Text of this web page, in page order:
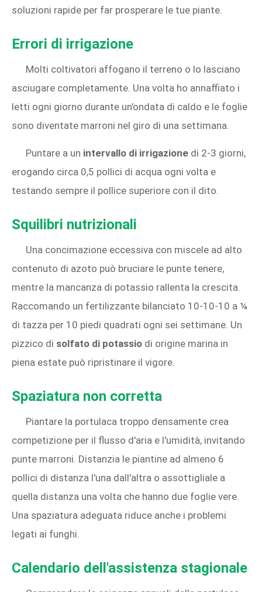
soluzioni rapide per far prosperare le tue piante.
Errori di irrigazione
Molti coltivatori affogano il terreno o lo lasciano
asciugare completamente. Una volta ho annaffiato i
letti ogni giorno durante un'ondata di caldo e le foglie
sono diventate marroni nel giro di una settimana.
Puntare a un intervallo di irrigazione di 2-3 giorni,
erogando circa 0,5 pollici di acqua ogni volta e
testando sempre il pollice superiore con il dito.
Squilibri nutrizionali
Una concimazione eccessiva con miscele ad alto
contenuto di azoto può bruciare le punte tenere,
mentre la mancanza di potassio rallenta la crescita.
Raccomando un fertilizzante bilanciato 10‑10‑10 a ¼
di tazza per 10 piedi quadrati ogni sei settimane. Un
pizzico di solfato di potassio di origine marina in
piena estate può ripristinare il vigore.
Spaziatura non corretta
Piantare la portulaca troppo densamente crea
competizione per il flusso d'aria e l'umidità, invitando
punte marroni. Distanzia le piantine ad almeno 6
pollici di distanza l'una dall'altra o assottigliale a
quella distanza una volta che hanno due foglie vere.
Una spaziatura adeguata riduce anche i problemi
legati ai funghi.
Calendario dell'assistenza stagionale